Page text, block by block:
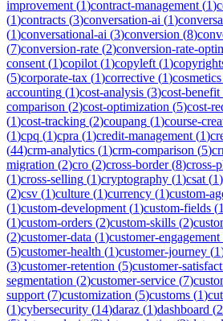
improvement (1)contract-management (1)
(1)contracts (3)conversation-ai (1)
(1)conversational-ai (3)conversion (8)
(7)conversion-rate (2)conversion-rate-
consent (1)copilot (1)copyleft (1)
(5)corporate-tax (1)corrective (1)cosmetics
accounting (1)cost-analysis (3)cost-benefit
comparison (2)cost-optimization (5)cost-
(1)cost-tracking (2)coupang (1)course-
(1)cpq (1)cpra (1)credit-management (1)
(44)crm-analytics (1)crm-comparison (5)
migration (2)cro (2)cross-border(8)cross-
(1)cross-selling (1)cryptography (1)csat (1)
(2)csv (1)culture (1)currency (1)custom-
(1)custom-development (1)custom-fields (1
(1)custom-orders (2)custom-skills (2)
(2)customer-data (1)customer-engagement
(5)customer-health (1)customer-journey (1
(3)customer-retention (5)customer-
segmentation (2)customer-service (7)
support (7)customization (5)customs (1)
(1)cybersecurity (14)daraz (1)dashboard (2